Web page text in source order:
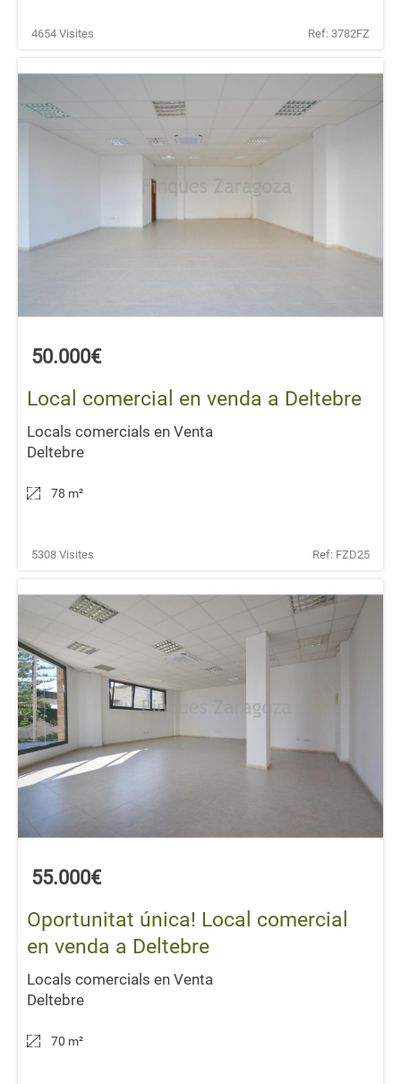
4654 Visites Ref: 3782FZ
50.000€
Local comercial en venda a Deltebre
Locals comercials en Venta
Deltebre
78 m²
5308 Visites Ref: FZD25
55.000€
Oportunitat única! Local comercial
en venda a Deltebre
Locals comercials en Venta
Deltebre
70 m²